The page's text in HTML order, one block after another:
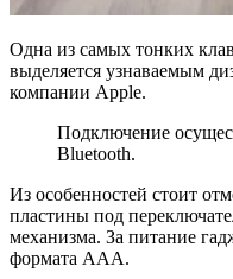
Одна из самых тонких
выделяется узнаваемым
компании Apple.
Подключение
Bluetooth.
Из особенностей стоит
пластины под
механизма. За питание
формата AAA.